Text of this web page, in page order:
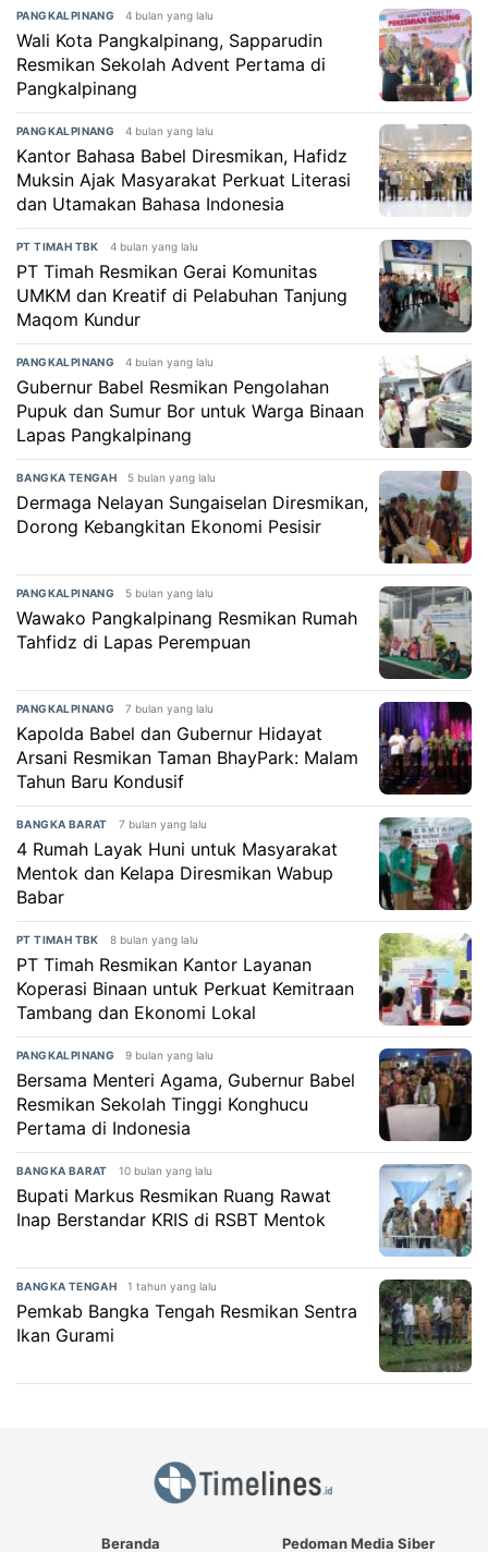
PANGKALPINANG 4 bulan yang lalu
Wali Kota Pangkalpinang, Sapparudin
Resmikan Sekolah Advent Pertama di
Pangkalpinang
PANGKALPINANG 4 bulan yang lalu
Kantor Bahasa Babel Diresmikan, Hafidz
Muksin Ajak Masyarakat Perkuat Literasi
dan Utamakan Bahasa Indonesia
PT TIMAH TBK 4 bulan yang lalu
PT Timah Resmikan Gerai Komunitas
UMKM dan Kreatif di Pelabuhan Tanjung
Maqom Kundur
PANGKALPINANG 4 bulan yang lalu
Gubernur Babel Resmikan Pengolahan
Pupuk dan Sumur Bor untuk Warga Binaan
Lapas Pangkalpinang
BANGKA TENGAH 5 bulan yang lalu
Dermaga Nelayan Sungaiselan Diresmikan,
Dorong Kebangkitan Ekonomi Pesisir
PANGKALPINANG 5 bulan yang lalu
Wawako Pangkalpinang Resmikan Rumah
Tahfidz di Lapas Perempuan
PANGKALPINANG 7 bulan yang lalu
Kapolda Babel dan Gubernur Hidayat
Arsani Resmikan Taman BhayPark: Malam
Tahun Baru Kondusif
BANGKA BARAT 7 bulan yang lalu
4 Rumah Layak Huni untuk Masyarakat
Mentok dan Kelapa Diresmikan Wabup
Babar
PT TIMAH TBK 8 bulan yang lalu
PT Timah Resmikan Kantor Layanan
Koperasi Binaan untuk Perkuat Kemitraan
Tambang dan Ekonomi Lokal
PANGKALPINANG 9 bulan yang lalu
Bersama Menteri Agama, Gubernur Babel
Resmikan Sekolah Tinggi Konghucu
Pertama di Indonesia
BANGKA BARAT 10 bulan yang lalu
Bupati Markus Resmikan Ruang Rawat
Inap Berstandar KRIS di RSBT Mentok
BANGKA TENGAH 1 tahun yang lalu
Pemkab Bangka Tengah Resmikan Sentra
Ikan Gurami
Beranda Pedoman Media Siber